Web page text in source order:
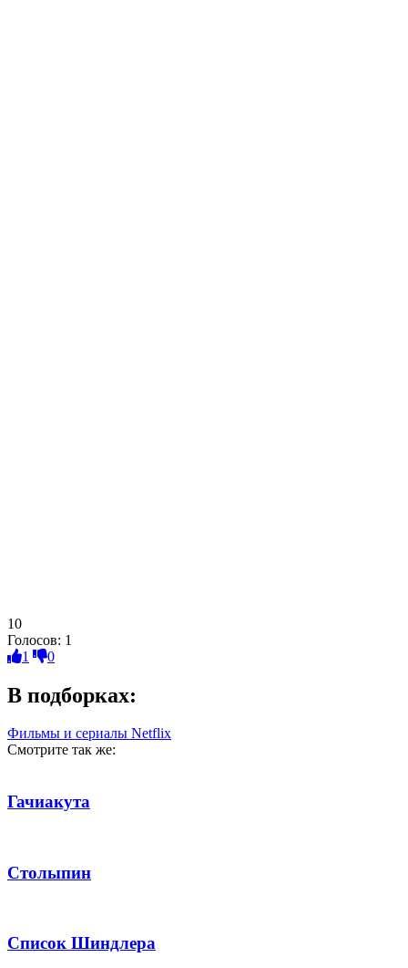
10
Голосов: 1
1
0
В подборках:
Фильмы и сериалы Netflix
Смотрите так же:
Гачиакута
Столыпин
Список Шиндлера